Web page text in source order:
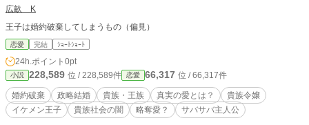
広畝 K
王子は婚約破棄してしまうもの（偏見）
恋愛 完結 ｼｮｰﾄｼｮｰﾄ
24h.ポイント 0pt
小説 228,589 位 / 228,589件 恋愛 66,317 位 / 66,317件
婚約破棄 政略結婚 貴族・王族 真実の愛とは？
貴族令嬢
イケメン王子
貴族社会の闇 略奪愛？ サバサバ主人公